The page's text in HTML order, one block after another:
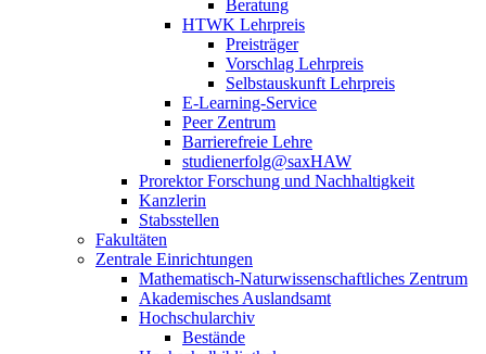
Beratung
HTWK Lehrpreis
Preisträger
Vorschlag Lehrpreis
Selbstauskunft Lehrpreis
E-Learning-Service
Peer Zentrum
Barrierefreie Lehre
studienerfolg@saxHAW
Prorektor Forschung und Nachhaltigkeit
Kanzlerin
Stabsstellen
Fakultäten
Zentrale Einrichtungen
Mathematisch-Naturwissenschaftliches Zentrum
Akademisches Auslandsamt
Hochschularchiv
Bestände